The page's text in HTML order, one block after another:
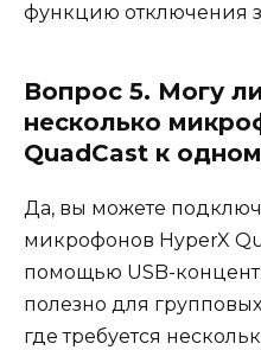
функцию отключения
Вопрос 5. Могу
несколько
QuadCast к
Да, вы можете
микрофонов HyperX
помощью USB-
полезно для
где требуется